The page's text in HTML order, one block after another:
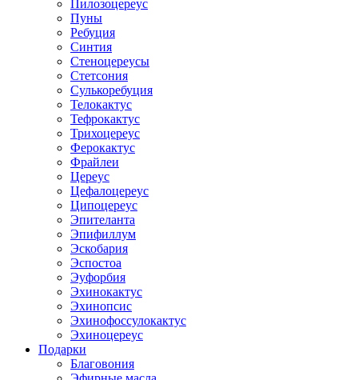
Пилозоцереус
Пуны
Ребуция
Синтия
Стеноцереусы
Стетсония
Сулькоребуция
Телокактус
Тефрокактус
Трихоцереус
Ферокактус
Фрайлеи
Цереус
Цефалоцереус
Ципоцереус
Эпителанта
Эпифиллум
Эскобария
Эспостоа
Эуфорбия
Эхинокактус
Эхинопсис
Эхинофоссулокактус
Эхиноцереус
Подарки
Благовония